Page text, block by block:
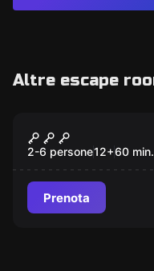
Altre escape
Maniac
2-6 persone12+60 min.
Prenota